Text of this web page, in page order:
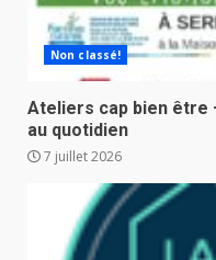
Non classé!
Ateliers cap bien être
au quotidien
7 juillet 2026